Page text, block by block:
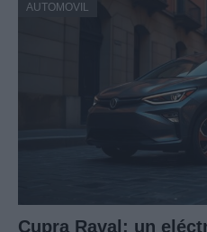
AUTOMOVIL
Cupra Raval: un